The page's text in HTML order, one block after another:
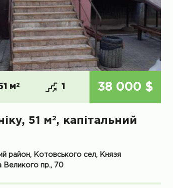
м2 1 38 000 $
51 м2, капітальний
район, Котовського сел, Князя
Великого пр., 70